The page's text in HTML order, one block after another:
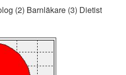
(2) Barnläkare (3) Dietist